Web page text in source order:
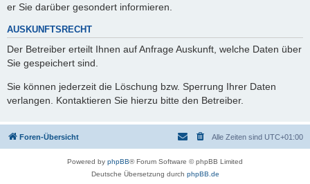
er Sie darüber gesondert informieren.
AUSKUNFTSRECHT
Der Betreiber erteilt Ihnen auf Anfrage Auskunft, welche Daten über
Sie gespeichert sind.
Sie können jederzeit die Löschung bzw. Sperrung Ihrer Daten
verlangen. Kontaktieren Sie hierzu bitte den Betreiber.
Foren-Übersicht Alle Zeiten sind UTC+01:00
Powered by phpBB® Forum Software © phpBB Limited
Deutsche Übersetzung durch phpBB.de